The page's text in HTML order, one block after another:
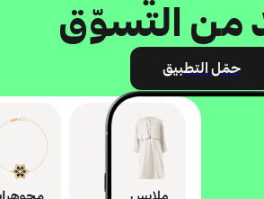
من التسوّق
حمّل التطبيق